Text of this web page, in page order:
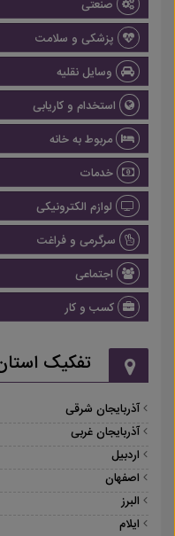
صنعتی
پزشکی و سلامت
وسایل نقلیه
استخدام و کاریابی
مربوط به خانه
خدمات
لوازم الکترونیکی
سرگرمی و فراغت
اجتماعی
کسب و کار
تفکیک
آذربایجان شرقی
آذربایجان غربی
اردبیل
اصفهان
البرز
ایلام